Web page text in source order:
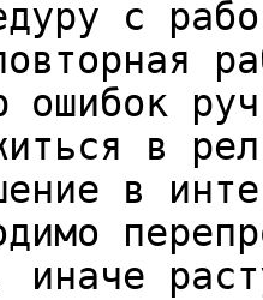
с
ошибок
в
в
иначе